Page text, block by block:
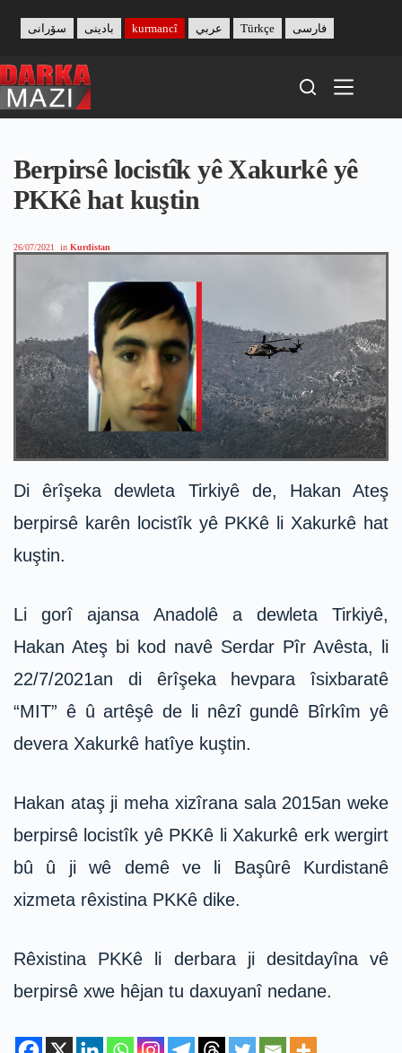
content
بادینی سۆرانی kurmancî عربي Türkçe فارسی
Berpirsê locistîk yê Xakurkê yê
PKKê hat kuştin
26/07/2021 in Kurdistan
Di êrîşeka dewleta Tirkiyê de, Hakan Ateş
berpirsê karên locistîk yê PKKê li Xakurkê hat
kuştin.
Li gorî ajansa Anadolê a dewleta Tirkiyê,
Hakan Ateş bi kod navê Serdar Pîr Avêsta, li
22/7/2021an di êrîşeka hevpara îsixbaratê
“MIT” ê û artêşê de li nêzî gundê Bîrkîm yê
devera Xakurkê hatîye kuştin.
Hakan ataş ji meha xizîrana sala 2015an weke
berpirsê locistîk yê PKKê li Xakurkê erk wergirt
bû û ji wê demê ve li Başûrê Kurdistanê
xizmeta rêxistina PKKê dike.
Rêxistina PKKê li derbara ji desitdayîna vê
berpirsê xwe hêjan tu daxuyanî nedane.